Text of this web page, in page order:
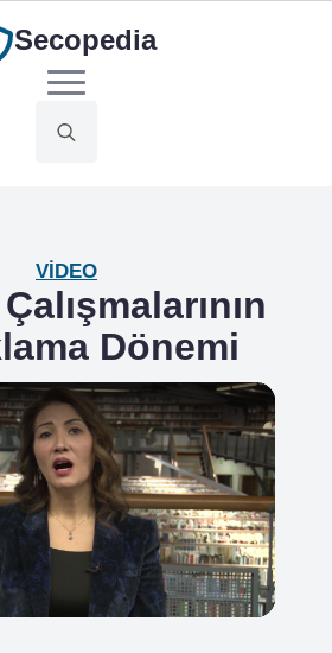
Secopedia
VIDEO
Dönemi